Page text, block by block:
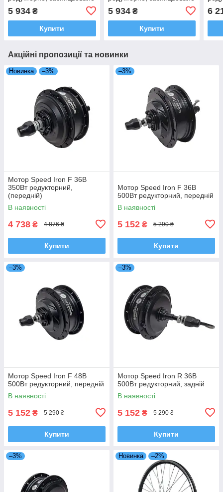
5 934 ₴
Купити
5 934₴
Купити
6
Акційні пропозиції та новинки
Новинка –3%
Мотор Speed Iron F 36В
350Вт редукторний,
(передній)
В наявності
4 738 ₴ 4 876 ₴
Купити
–3%
Мотор Speed Iron F 36В
500Вт редукторний, передній
В наявності
5 152 ₴ 5 290 ₴
Купити
–3%
Мотор Speed Iron F 48В
500Вт редукторний, передній
В наявності
5 152 ₴ 5 290 ₴
Купити
–3%
Мотор Speed Iron R 36В
500Вт редукторний, задній
В наявності
5 152 ₴ 5 290 ₴
Купити
–3% Новинка –2%